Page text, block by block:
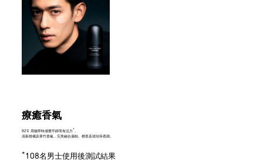
療癒香氣
92% 用後即時感覺平靜而有活力* 。
清新柑橘及翠竹香氣，完美融合扁柏、檀香及琥珀等香調。
* 108名男士使用後測試結果